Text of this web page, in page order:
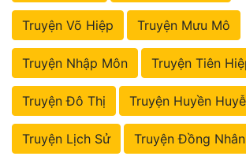
Truyện Võ Hiệp Truyện Mưu Mô
Truyện Nhập Môn Truyện Tiên
Truyện Đô Thị Truyện Huyền
Truyện Lịch Sử Truyện Đồng Nhân